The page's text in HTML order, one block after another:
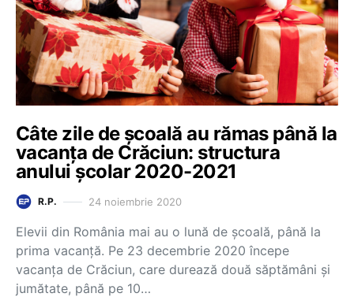
Câte zile de școală au rămas până la
vacanța de Crăciun: structura
anului școlar 2020-2021
R.P. 24 noiembrie 2020
Elevii din România mai au o lună de școală, până la
prima vacanță. Pe 23 decembrie 2020 începe
vacanța de Crăciun, care durează două săptămâni și
jumătate, până pe 10…